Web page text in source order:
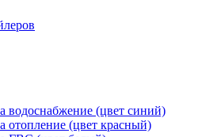
водоснабжение (цвет синий)
отопление (цвет красный)